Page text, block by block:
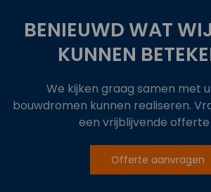
BENIEUWD WAT
KUNNEN
We kijken graag samen met
bouwdromen kunnen realiseren.
een vrijblijvende offerte
Offerte aanvragen